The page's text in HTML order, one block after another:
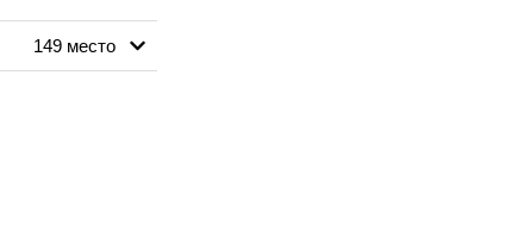
149 место